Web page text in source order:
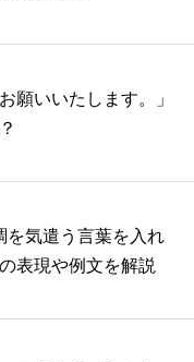
願いいたします。」
を気遣う言葉を入れ
表現や例文を解説